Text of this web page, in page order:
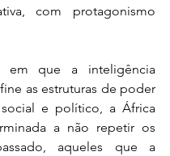
com protagonismo
em que a inteligência
as estruturas de poder
e político, a África
a não repetir os
aqueles que a